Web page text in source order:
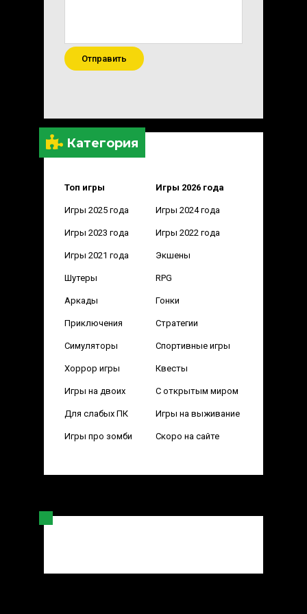
Категория
Топ игры Игры 2026 года
Игры 2025 года Игры 2024 года
Игры 2023 года Игры 2022 года
Игры 2021 года Экшены
Шутеры RPG
Аркады Гонки
Приключения Стратегии
Симуляторы Спортивные игры
Хоррор игры Квесты
Игры на двоих С открытым миром
Для слабых ПК Игры на выживание
Игры про зомби Скоро на сайте
Отправить